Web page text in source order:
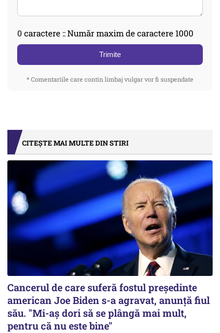
0 caractere :: Număr maxim de caractere 1000
Trimite
* Comentariile care contin limbaj vulgar vor fi suspendate
CITEȘTE MAI MULTE DIN STIRI
Cancerul de care suferă fostul preşedinte
american Joe Biden s-a agravat, anunță fiul
său. "Mi-aș dori să se plângă mai mult,
pentru că nu este bine"